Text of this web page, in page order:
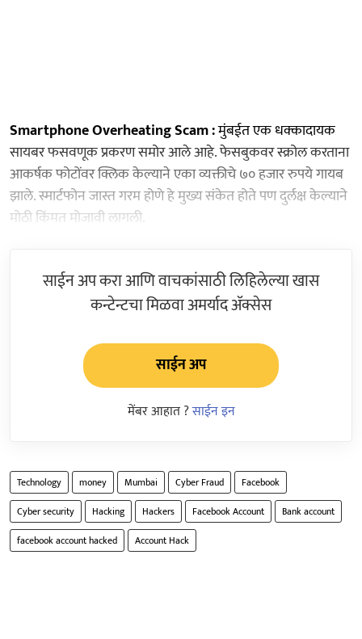
Smartphone Overheating Scam :मुंबईत एक धक्कादायक
सायबर फसवणूक प्रकरण समोर आले आहे. फेसबुकवर स्क्रोल करताना
आकर्षक फोटोंवर क्लिक केल्याने एका व्यक्तीचे ७० हजार रुपये गायब
झाले. स्मार्टफोन जास्त गरम होणे हे मुख्य संकेत होते पण दुर्लक्ष केल्याने
मोठी किंमत मोजावी लागली.
साईन अप करा आणि वाचकांसाठी लिहिलेल्या खास
कन्टेन्टचा मिळवा अमर्याद ॲक्सेस
साईन अप
मेंबर आहात ?साईन इन
Technology money Mumbai Cyber Fraud
Facebook
Cyber security
Hacking Hackers Facebook Account
Bank account
facebook account hacked
Account Hack